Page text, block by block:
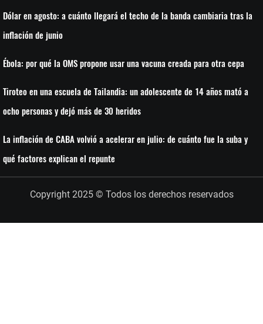
Dólar en agosto: a cuánto llegará el techo de la banda cambiaria tras la
inflación de junio
Ébola: por qué la OMS propone usar una vacuna creada para otra cepa
Tiroteo en una escuela de Tailandia: un adolescente de 14 años mató a
ocho personas y dejó más de 30 heridos
La inflación de CABA volvió a acelerar en julio: de cuánto fue la suba y
qué factores explican el repunte
Copyright 2025 © Todos los derechos reservados